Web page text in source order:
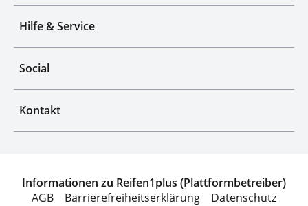
Hilfe & Service
Social
Kontakt
Informationen zu Reifen1plus (Plattformbetreiber)
AGB
Barrierefreiheitserklärung
Datenschutz